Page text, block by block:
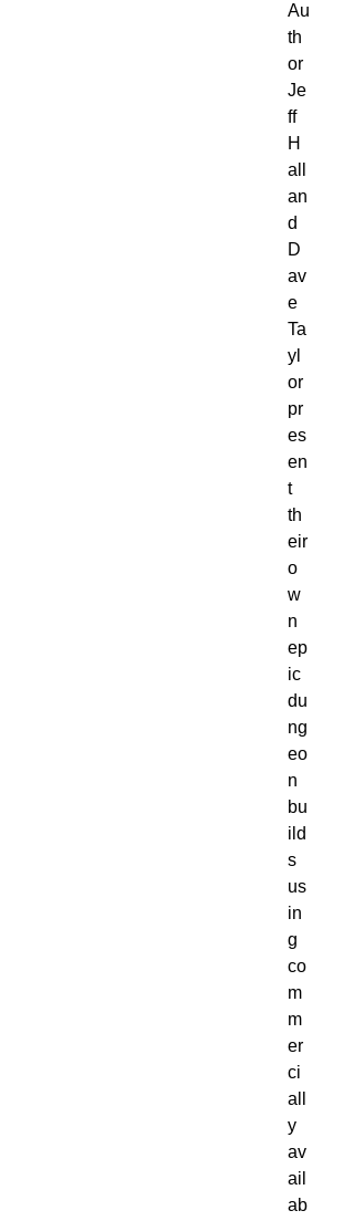
Au
th
or
Je
ff
H
all
an
d
D
av
e
Ta
yl
or
pr
es
en
t
th
eir
o
w
n
ep
ic
du
ng
eo
n
bu
ild
s
us
in
g
co
m
m
er
ci
all
y
av
ail
ab